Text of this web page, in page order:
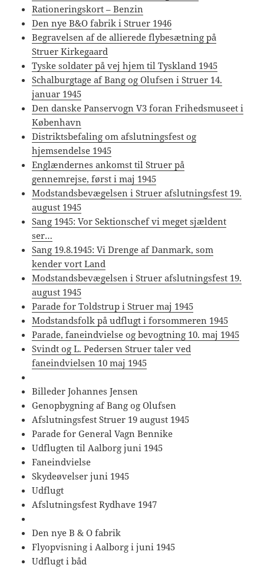
Rationeringskort – Benzin
Den nye B&O fabrik i Struer 1946
Begravelsen af de allierede flybesætning på
Struer Kirkegaard
Tyske soldater på vej hjem til Tyskland 1945
Schalburgtage af Bang og Olufsen i Struer 14.
januar 1945
Den danske Panservogn V3 foran Frihedsmuseet i
København
Distriktsbefaling om afslutningsfest og
hjemsendelse 1945
Englændernes ankomst til Struer på
gennemrejse, først i maj 1945
Modstandsbevægelsen i Struer afslutningsfest 19.
august 1945
Sang 1945: Vor Sektionschef vi meget sjældent
ser…
Sang 19.8.1945: Vi Drenge af Danmark, som
kender vort Land
Modstandsbevægelsen i Struer afslutningsfest 19.
august 1945
Parade for Toldstrup i Struer maj 1945
Modstandsfolk på udflugt i forsommeren 1945
Parade, faneindvielse og bevogtning 10. maj 1945
Svindt og L. Pedersen Struer taler ved
faneindvielsen 10 maj 1945
Billeder Johannes Jensen
Genopbygning af Bang og Olufsen
Afslutningsfest Struer 19 august 1945
Parade for General Vagn Bennike
Udflugten til Aalborg juni 1945
Faneindvielse
Skydeøvelser juni 1945
Udflugt
Afslutningsfest Rydhave 1947
Den nye B & O fabrik
Flyopvisning i Aalborg i juni 1945
Udflugt i båd